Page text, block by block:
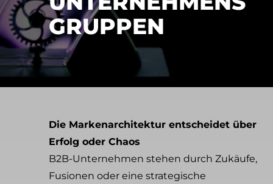
GRUPPEN
Die Markenarchitektur entscheidet über
Erfolg oder Chaos
B2B-Unternehmen stehen durch Zukäufe,
Fusionen oder eine strategische